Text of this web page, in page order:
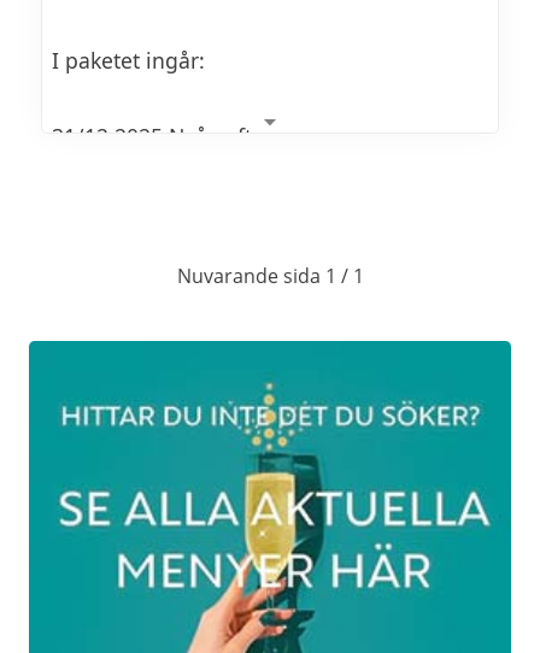
I paketet ingår:
31/12 2025 Nyårsafton
Kl. 18:30 serveras en välkomponerad 5-
Kl. 00:00 Ett glas Champange att skåla in
det nya året med
En god natts sömn i våra härliga Carpe
Diem sängar
Nuvarande sida 1 / 1